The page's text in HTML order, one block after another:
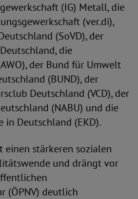
(IG) Metall, die
(ver.di),
(SoVD), der
die
der Bund für Umwelt
(BUND), der
Deutschland (VCD), der
(NABU) und die
in Deutschland (EKD).
einen stärkeren sozialen
und drängt vor
(ÖPNV) deutlich